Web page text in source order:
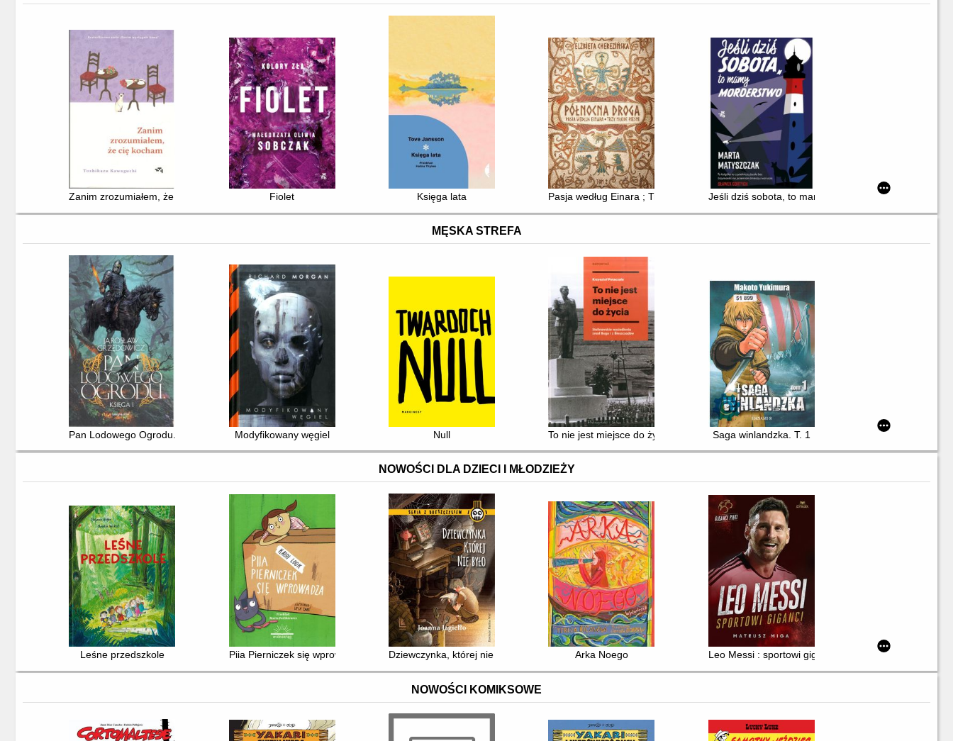
Zanim zrozumiałem, że cię kocham Fiolet Księga lata Pasja według Einara ; Trzy młode pieśniJeśli dziś sobota, to mamy morderstwo
MĘSKA STREFA
Pan Lodowego Ogrodu. Ks. 1 Modyfikowany węgiel Null To nie jest miejsce do życia : stalinowskie wysiedlenia znad Bugu i Bieszczadów
Saga winlandzka. T. 1
NOWOŚCI DLA DZIECI I MŁODZIEŻY
Leśne przedszkole Piia Pierniczek się wprowadza Dziewczynka, której nie było Arka Noego Leo Messi : sportowi giganci
NOWOŚCI KOMIKSOWE